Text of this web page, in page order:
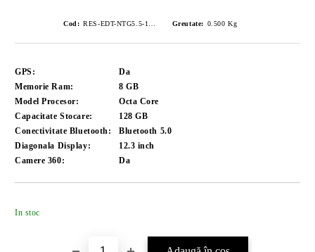
Cod: Greutate: 0.500 Kg
GPS:
Da
Memorie Ram:
8 GB
Model Procesor:
Octa Core
Capacitate Stocare:
128 GB
Conectivitate Bluetooth:
Bluetooth 5.0
Diagonala Display:
12.3 inch
Camere 360:
Da
In stoc